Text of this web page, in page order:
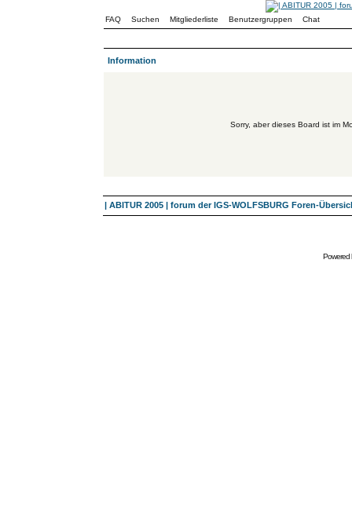
FAQ Suchen Mitgliederliste Benutzergruppen Chat
Information
Sorry, aber dieses Board ist im
| ABITUR 2005 | forum der IGS-WOLFSBURG Foren-
Powered